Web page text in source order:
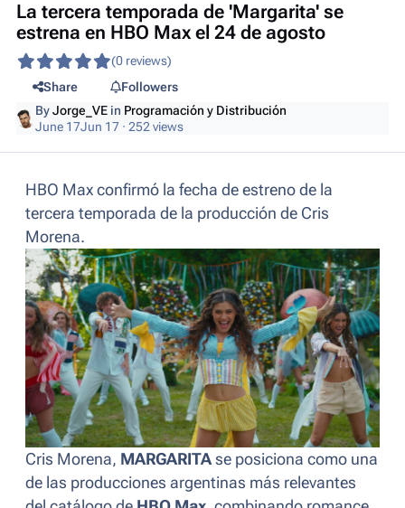
La tercera temporada de 'Margarita' se
estrena en HBO Max el 24 de agosto
(0 reviews)
Share
Followers
ByJorge_VE in Programación y Distribución
June 17Jun 17 · 252 views
HBO Max confirmó la fecha de estreno de la
tercera temporada de la producción de Cris
Morena.
Cris Morena, MARGARITA se posiciona como una
de las producciones argentinas más relevantes